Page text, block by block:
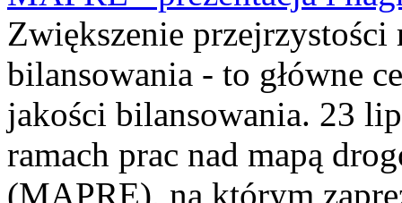
Zwiększenie
bilansowania - to główne
jakości bilansowania. 23
ramach prac nad mapą
(MAPRE), na którym